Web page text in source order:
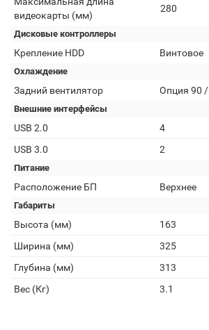
видеокарты (мм)
280
Дисковые контроллеры
Крепление HDD Винтовое
Охлаждение
Задний вентилятор Опция 90
Внешние интерфейсы
USB 2.0
4
USB 3.0
2
Питание
Расположение БП Верхнее
Габариты
Высота (мм)
163
Ширина (мм)
325
Глубина (мм)
313
Вес (Кг)
3.1